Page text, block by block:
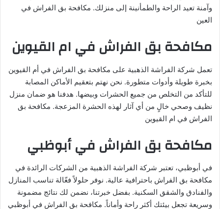
وآمنة تعيد الراحة والطمأنينة إلى منزلك. مكافحة بق الفراش في
العين
مكافحة بق الفراش في ام القيوين
تعمل شركة الفراشة الذهبية على مكافحة بق الفراش في أم القيوين
بخبرة طويلة وأدوات متطورة. نحن نهتم بتعقيم الأماكن المصابة
للتأكد من التخلص من جميع الحشرات وبيضها. هدفنا هو ضمان منزل
نظيف وصحي خالٍ من أي آثار لهذه الحشرة المزعجة. مكافحة بق
الفراش في ام القيوين
مكافحة بق الفراش في أبوظبي
في أبوظبي، تعتبر شركة الفراشة الذهبية من الشركات الرائدة في
مكافحة بق الفراش باحترافية عالية. نوفر حلولاً فعّالة تناسب المنازل
والفنادق والشقق السكنية. بفضل خبرتنا، نضمن لك نتائج مضمونة
وسريعة تجعل بيئتك أكثر راحة وأماناً. مكافحة بق الفراش في أبوظبي